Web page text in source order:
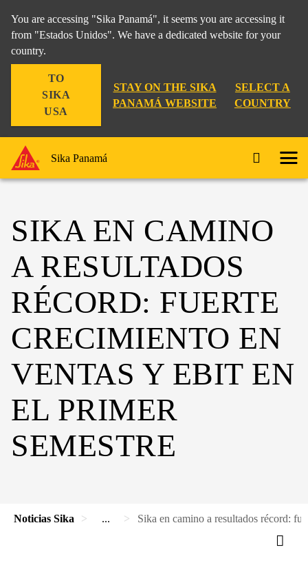
You are accessing "Sika Panamá", it seems you are accessing it
from "Estados Unidos". We have a dedicated website for your
country.
TO
SIKA
USA
STAY ON THE SIKA
PANAMÁ WEBSITE
SELECT A
COUNTRY
Sika Panamá
SIKA EN CAMINO
A RESULTADOS
RÉCORD: FUERTE
CRECIMIENTO EN
VENTAS Y EBIT EN
EL PRIMER
SEMESTRE
Noticias Sika ... Sika en camino a resultados récord: